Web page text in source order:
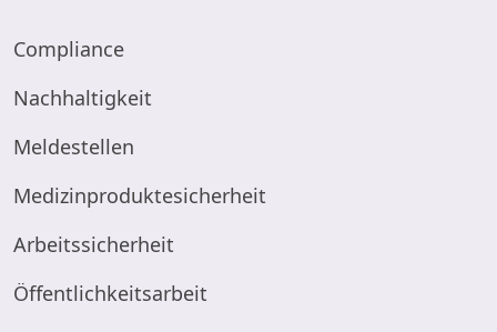
Compliance
Nachhaltigkeit
Meldestellen
Medizinproduktesicherheit
Arbeitssicherheit
Öffentlichkeitsarbeit